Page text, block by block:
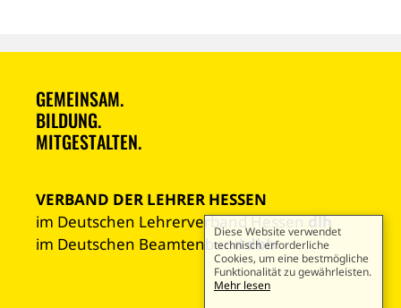
GEMEINSAM.
BILDUNG.
MITGESTALTEN.
VERBAND DER LEHRER HESSEN
im Deutschen Lehrerverband Hessendlh
im Deutschen Beamtenbunddbb
Diese Website verwendet
technisch erforderliche
Cookies, um eine bestmögliche
Funktionalität zu gewährleisten.
Mehr lesen